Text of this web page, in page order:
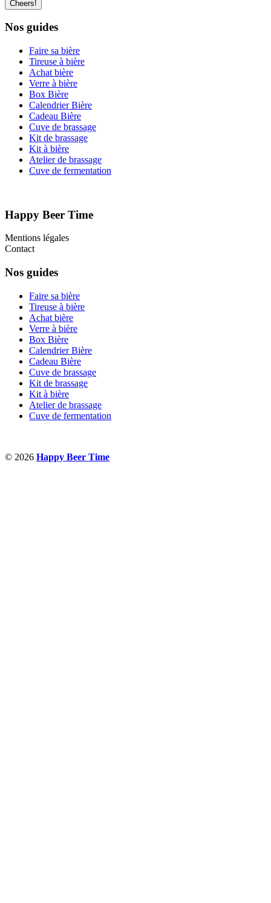
Nos guides
Faire sa bière
Tireuse à bière
Achat bière
Verre à bière
Box Bière
Calendrier Bière
Cadeau Bière
Cuve de brassage
Kit de brassage
Kit à bière
Atelier de brassage
Cuve de fermentation
Happy Beer Time
Mentions légales
Contact
Nos guides
Faire sa bière
Tireuse à bière
Achat bière
Verre à bière
Box Bière
Calendrier Bière
Cadeau Bière
Cuve de brassage
Kit de brassage
Kit à bière
Atelier de brassage
Cuve de fermentation
© 2026 Happy Beer Time